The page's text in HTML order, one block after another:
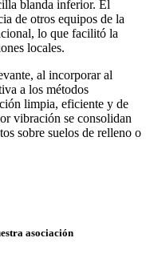
blanda inferior. El
de otros equipos de la
lo que facilitó la
locales.
al incorporar al
a los métodos
limpia, eficiente y de
vibración se consolidan
sobre suelos de relleno o
asociación